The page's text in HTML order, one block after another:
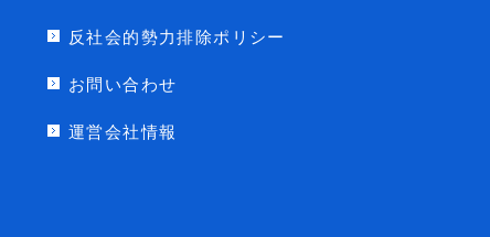
反社会的勢力排除ポリシー
お問い合わせ
運営会社情報